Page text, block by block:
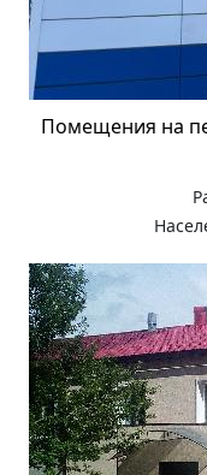
Помещения на